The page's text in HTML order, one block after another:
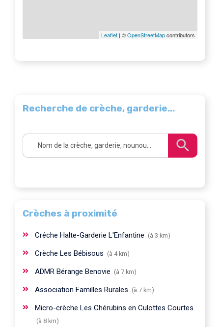
Leaflet | ©OpenStreetMapcontributors
Recherche de crèche, garderie...
Crèches à proximité
Créche Halte-Garderie L'Enfantine (à 3 km)
Crèche Les Bébisous (à 4 km)
ADMR Bérange Benovie (à 7 km)
Association Familles Rurales (à 7 km)
Micro-crèche Les Chérubins en Culottes Courtes
(à 8 km)